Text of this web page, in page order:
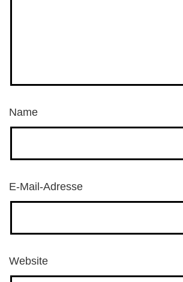
Name
E-Mail-Adresse
Website